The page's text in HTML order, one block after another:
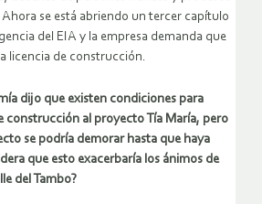
se está abriendo un tercer capítulo
del EIA y la empresa demanda que
licencia de construcción.
dijo que existen condiciones para
construcción al proyecto Tía María, pero
se podría demorar hasta que haya
que esto exacerbaría los ánimos de
del Tambo?